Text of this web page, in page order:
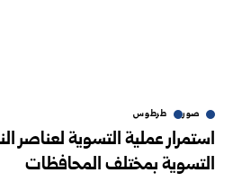
صور طرطوس
استمرار عملية التسوية لعناصر
التسوية بمختلف المحافظات